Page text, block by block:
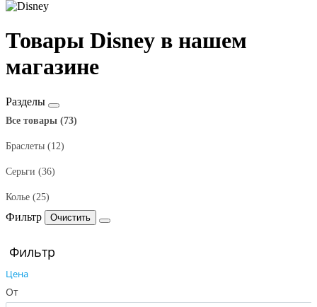
Товары Disney в нашем
магазине
Разделы
Все товары (73)
Браслеты (12)
Серьги (36)
Колье (25)
Фильтр
Фильтр
Цена
От